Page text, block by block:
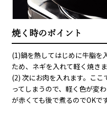
焼く時のポイント
(1)鍋を熱してはじめに牛脂を
ため、ネギを入れて軽く焼きま
(2) 次にお肉を入れます。こ
ってしまうので、軽く色が変
が赤くても後で煮るのでOKです